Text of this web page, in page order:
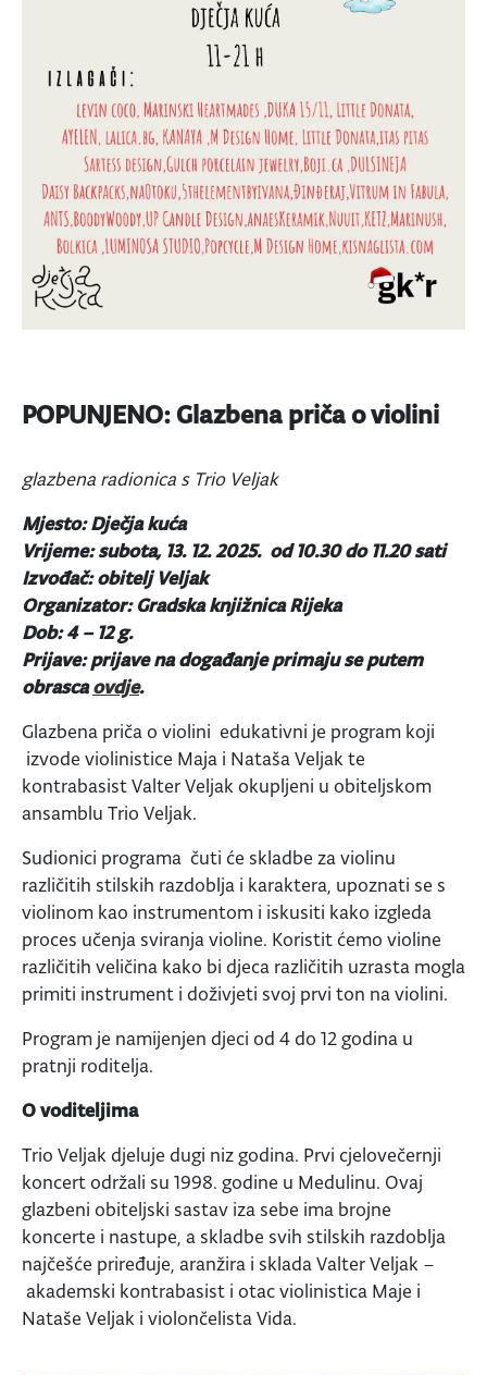
POPUNJENO: Glazbena priča o violini
glazbena radionica s Trio Veljak
Mjesto: Dječja kuća
Vrijeme: subota, 13. 12. 2025. od 10.30 do 11.20 sati
Izvođač: obitelj Veljak
Organizator: Gradska knjižnica Rijeka
Dob: 4 – 12 g.
Prijave: prijave na događanje primaju se putem
obrascaovdje.
Glazbena priča o violini edukativni je program koji
izvode violinistice Maja i Nataša Veljak te
kontrabasist Valter Veljak okupljeni u obiteljskom
ansamblu Trio Veljak.
Sudionici programa čuti će skladbe za violinu
različitih stilskih razdoblja i karaktera, upoznati se s
violinom kao instrumentom i iskusiti kako izgleda
proces učenja sviranja violine. Koristit ćemo violine
različitih veličina kako bi djeca različitih uzrasta mogla
primiti instrument i doživjeti svoj prvi ton na violini.
Program je namijenjen djeci od 4 do 12 godina u
pratnji roditelja.
O voditeljima
Trio Veljak djeluje dugi niz godina. Prvi cjelovečernji
koncert održali su 1998. godine u Medulinu. Ovaj
glazbeni obiteljski sastav iza sebe ima brojne
koncerte i nastupe, a skladbe svih stilskih razdoblja
najčešće priređuje, aranžira i sklada Valter Veljak –
akademski kontrabasist i otac violinistica Maje i
Nataše Veljak i violončelista Vida.